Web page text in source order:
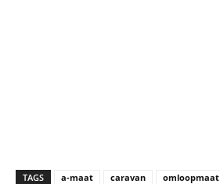
TAGS a-maat caravan omloopmaat